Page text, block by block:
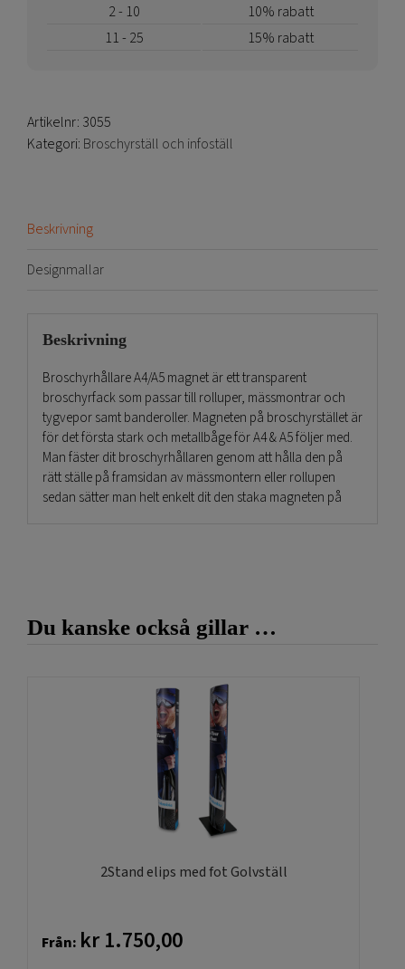
2 - 10
10% rabatt
11 - 25
15% rabatt
Artikelnr: 3055
Kategori: Broschyrställ och infoställ
Beskrivning
Designmallar
Beskrivning
Broschyrhållare A4/A5 magnet är ett transparent
broschyrfack som passar till rolluper, mässmontrar och
tygvepor samt banderoller. Magneten på broschyrstället är
för det första stark och metallbåge för A4 & A5 följer med.
Man fäster dit broschyrhållaren genom att hålla den på
rätt ställe på framsidan av mässmontern eller rollupen
sedan sätter man helt enkelt dit den staka magneten på
Du kanske också gillar …
2Stand elips med fot Golvställ
Från: kr1.750,00